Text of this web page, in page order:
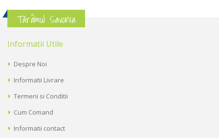
Tărâmul Savonia
Informatii Utile
Despre Noi
Informatii Livrare
Termeni si Conditii
Cum Comand
Informatii contact